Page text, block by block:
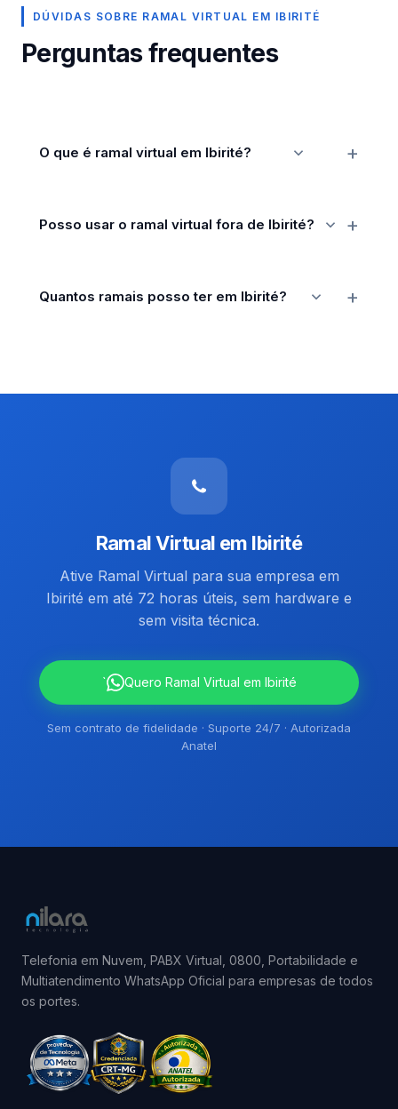
DÚVIDAS SOBRE RAMAL VIRTUAL EM IBIRITÉ
Perguntas frequentes
O que é ramal virtual em Ibirité?
Posso usar o ramal virtual fora de Ibirité?
Quantos ramais posso ter em Ibirité?
Ramal Virtual em Ibirité
Ative Ramal Virtual para sua empresa em
Ibirité em até 72 horas úteis, sem hardware e
sem visita técnica.
` Quero Ramal Virtual em Ibirité
Sem contrato de fidelidade · Suporte 24/7 · Autorizada
Anatel
Telefonia em Nuvem, PABX Virtual, 0800, Portabilidade e
Multiatendimento WhatsApp Oficial para empresas de todos
os portes.